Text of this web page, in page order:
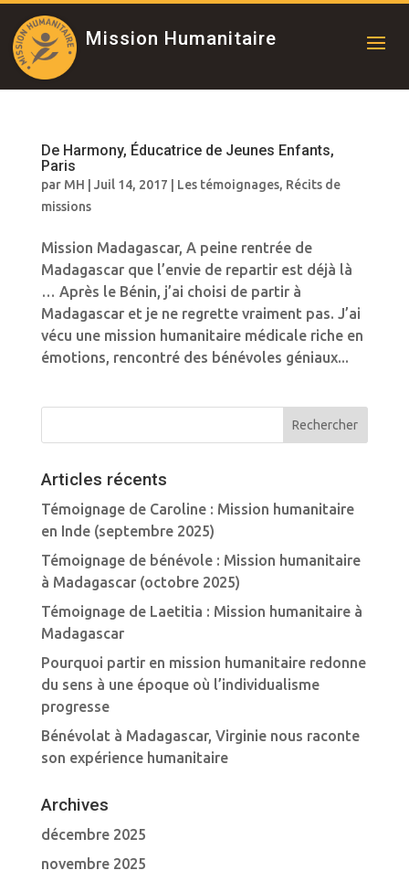
Mission Humanitaire
De Harmony, Éducatrice de Jeunes Enfants,
Paris
par MH Juil 14, 2017 Les témoignages, Récits de
missions
Mission Madagascar, A peine rentrée de
Madagascar que l’envie de repartir est déjà là
… Après le Bénin, j’ai choisi de partir à
Madagascar et je ne regrette vraiment pas. J’ai
vécu une mission humanitaire médicale riche en
émotions, rencontré des bénévoles géniaux...
Articles récents
Témoignage de Caroline : Mission humanitaire
en Inde (septembre 2025)
Témoignage de bénévole : Mission humanitaire
à Madagascar (octobre 2025)
Témoignage de Laetitia : Mission humanitaire à
Madagascar
Pourquoi partir en mission humanitaire redonne
du sens à une époque où l’individualisme
progresse
Bénévolat à Madagascar, Virginie nous raconte
son expérience humanitaire
Archives
décembre 2025
novembre 2025